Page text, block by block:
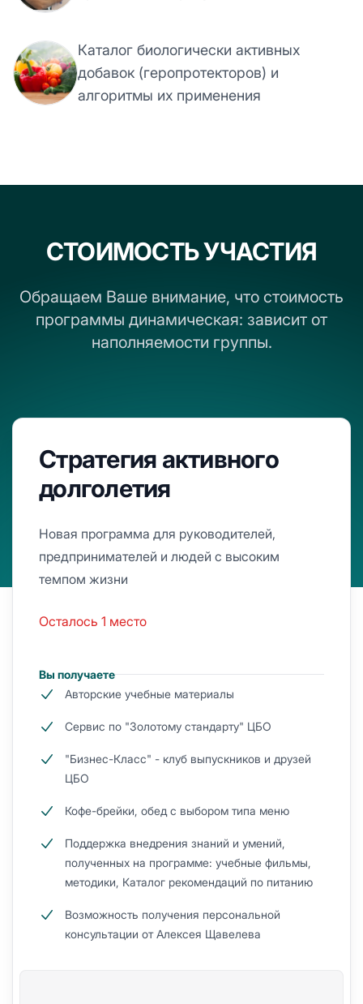
Каталог биологически активных
добавок (геропротекторов) и
алгоритмы их применения
СТОИМОСТЬ УЧАСТИЯ
Обращаем Ваше внимание, что стоимость
программы динамическая: зависит от
наполняемости группы.
Стратегия активного
долголетия
Новая программа для руководителей,
предпринимателей и людей с высоким
темпом жизни
Осталось 1 место
Вы получаете
Авторские учебные материалы
Сервис по "Золотому стандарту" ЦБО
"Бизнес-Класс" - клуб выпускников и друзей
ЦБО
Кофе-брейки, обед с выбором типа меню
Поддержка внедрения знаний и умений,
полученных на программе: учебные фильмы,
методики, Каталог рекомендаций по питанию
Возможность получения персональной
консультации от Алексея Щавелева